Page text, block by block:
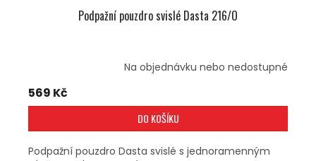
Podpažní pouzdro svislé Dasta 216/O
Na objednávku nebo nedostupné
569 Kč
DO KOŠÍKU
Podpažní pouzdro Dasta svislé s jednoramenným